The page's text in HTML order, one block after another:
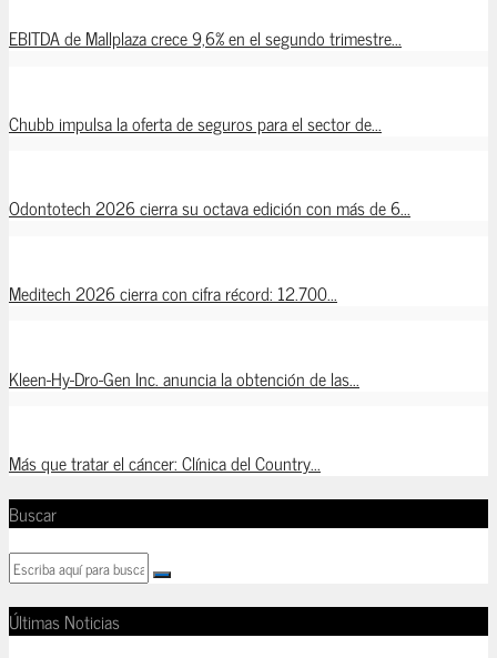
EBITDA de Mallplaza crece 9,6% en el segundo trimestre...
Chubb impulsa la oferta de seguros para el sector de...
Odontotech 2026 cierra su octava edición con más de 6...
Meditech 2026 cierra con cifra récord: 12.700...
Kleen-Hy-Dro-Gen Inc. anuncia la obtención de las...
Más que tratar el cáncer: Clínica del Country...
Buscar
Últimas Noticias